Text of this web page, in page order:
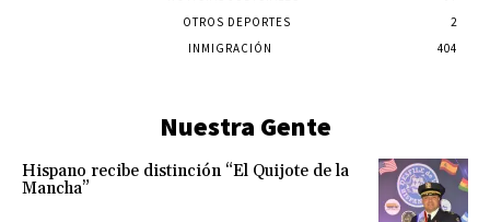
OTROS DEPORTES
2
INMIGRACIÓN
404
Nuestra Gente
Hispano recibe distinción “El Quijote de la
Mancha”